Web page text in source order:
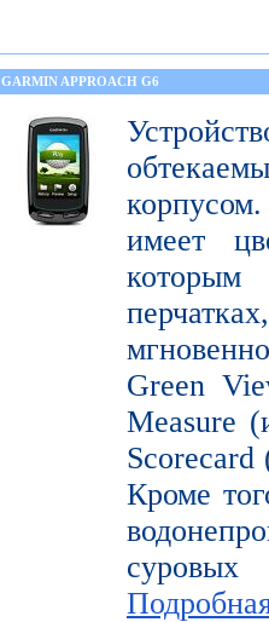
GARMIN APPROACH G6
имеет
Green
Measure
Scorecard
Кроме